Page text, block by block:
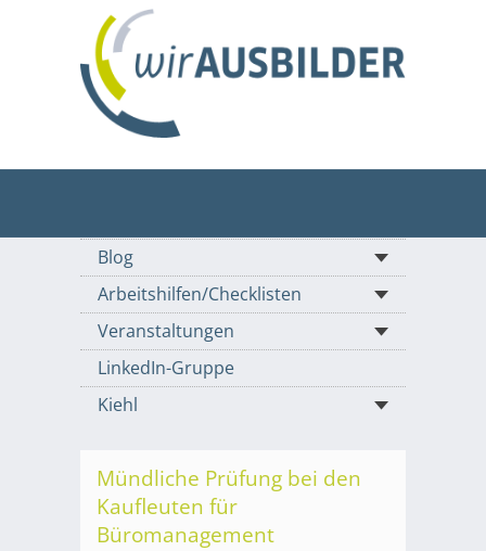
Blog
Arbeitshilfen/Checklisten
Veranstaltungen
LinkedIn-Gruppe
Kiehl
Mündliche Prüfung bei den
Kaufleuten für
Büromanagement